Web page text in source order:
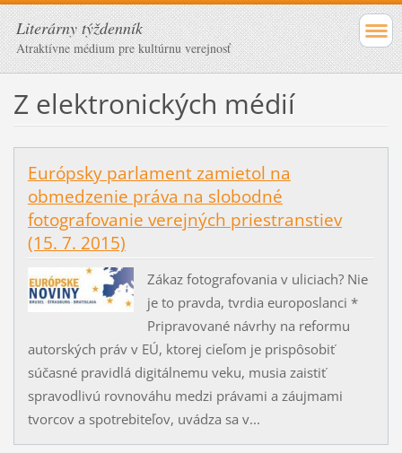
Literárny týždenník
Atraktívne médium pre kultúrnu verejnosť
Z elektronických médií
Európsky parlament zamietol na
obmedzenie práva na slobodné
fotografovanie verejných priestranstiev
(15. 7. 2015)
Zákaz fotografovania v uliciach? Nie
je to pravda, tvrdia europoslanci *
Pripravované návrhy na reformu
autorských práv v EÚ, ktorej cieľom je prispôsobiť
súčasné pravidlá digitálnemu veku, musia zaistiť
spravodlivú rovnováhu medzi právami a záujmami
tvorcov a spotrebiteľov, uvádza sa v...